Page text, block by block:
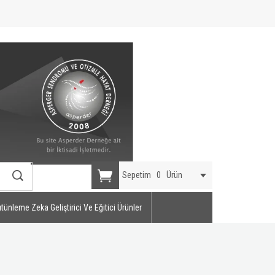
Sepetim 0 Ürün
Zeka Geliştirici Ve Eğitici Ürünler